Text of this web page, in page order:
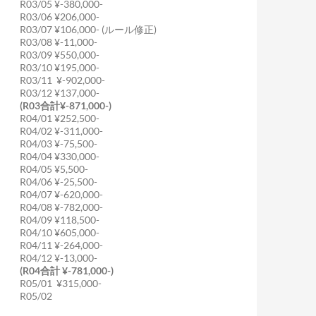
R03/05 ¥-380,000-
R03/06 ¥206,000-
R03/07 ¥106,000- (ルール修正)
R03/08 ¥-11,000-
R03/09 ¥550,000-
R03/10 ¥195,000-
R03/11 ¥-902,000-
R03/12 ¥137,000-
(R03合計¥-871,000-)
R04/01 ¥252,500-
R04/02 ¥-311,000-
R04/03 ¥-75,500-
R04/04 ¥330,000-
R04/05 ¥5,500-
R04/06 ¥-25,500-
R04/07 ¥-620,000-
R04/08 ¥-782,000-
R04/09 ¥118,500-
R04/10 ¥605,000-
R04/11 ¥-264,000-
R04/12 ¥-13,000-
(R04合計 ¥-781,000-)
R05/01 ¥315,000-
R05/02